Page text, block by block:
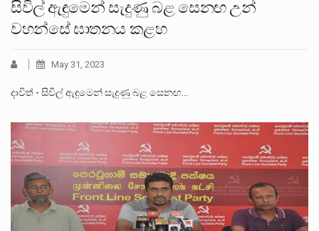
සිවිල් ඇඳුමෙන් සැදුණු බළ සෙනඟ උන්
වහන්සේ ඝාතනය කළහ
May 31, 2023
දාවිත් - සිවිල් ඇඳුමෙන් සැදුණු බළ සෙනඟ…